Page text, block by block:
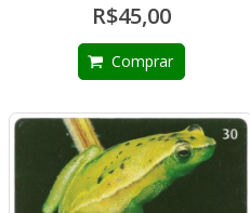
R$45,00
Comprar